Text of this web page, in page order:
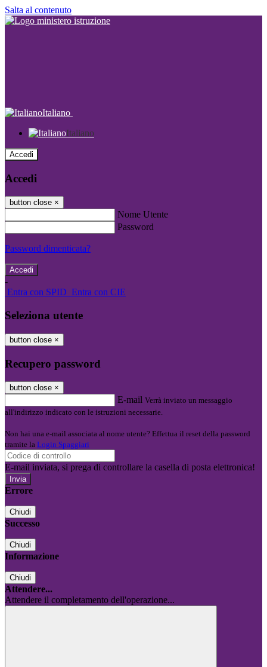
Salta al contenuto
Italiano
Italiano
Accedi
Accedi
button close ×
Nome Utente
Password
Password dimenticata?
-
Entra con SPID Entra con CIE
Seleziona utente
button close ×
Recupero password
button close ×
E-mail Verrà inviato un messaggio
all'indirizzo indicato con le istruzioni necessarie.
Non hai una e-mail associata al nome utente? Effettua il reset della password
tramite la Login Spaggiari
E-mail inviata, si prega di controllare la casella di posta elettronica!
Errore
Chiudi
Successo
Chiudi
Informazione
Chiudi
Attendere...
Attendere il completamento dell'operazione...